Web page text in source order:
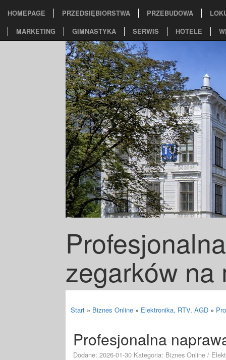
HOMEPAGE PRZEDSIĘBIORSTWA PRZEBUDOWA
MARKETING
GIMNASTYKA SERWIS HOTELE
zegarków na
Start » Biznes Online » Elektronika, RTV, AGD »
Profesjonalna
Dodane: 2026-01-30 Kategoria: Biznes Online /